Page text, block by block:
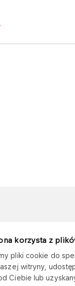
korzysta z
pliki cookie do
witryny,
Ciebie lub
2026
zastrzeżone